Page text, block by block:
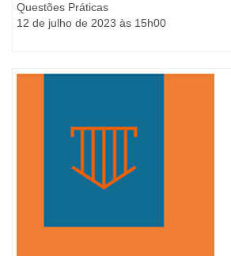
Questões Práticas
12 de julho de 2023 às 15h00